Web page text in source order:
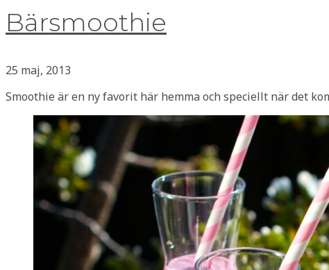
Bärsmoothie
25 maj, 2013
Smoothie är en ny favorit här hemma och speciellt när det